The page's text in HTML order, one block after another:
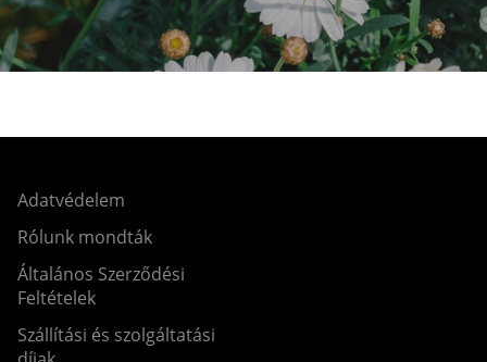
Adatvédelem
Rólunk mondták
Általános Szerződési
Feltételek
Szállítási és szolgáltatási